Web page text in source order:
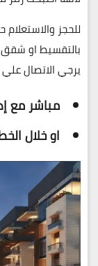
للحجز
بالتقسيط او شقق
يرجي الاتصال علي
مباشر مع
او خلال